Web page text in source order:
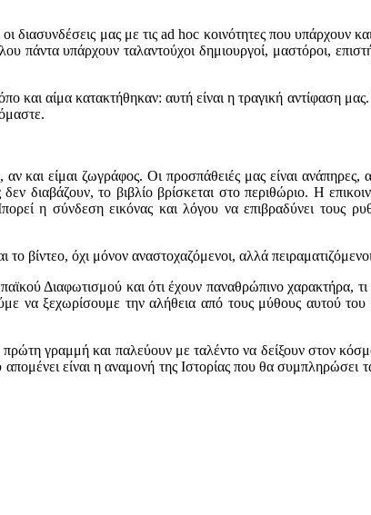
μας με τις ad hoc κοινότητες που υπάρχουν
πάντα υπάρχουν ταλαντούχοι δημιουργοί, μαστόροι,
αίμα κατακτήθηκαν: αυτή είναι η τραγική αντίφαση
και είμαι ζωγράφος. Οι προσπάθειές μας είναι
διαβάζουν, το βιβλίο βρίσκεται στο περιθώριο. Η
η σύνδεση εικόνας και λόγου να επιβραδύνει τους
βίντεο, όχι μόνον αναστοχαζόμενοι, αλλά
Διαφωτισμού και ότι έχουν παναθρώπινο
να ξεχωρίσουμε την αλήθεια από τους μύθους αυτού του
γραμμή και παλεύουν με ταλέντο να δείξουν στον
είναι η αναμονή της Ιστορίας που θα